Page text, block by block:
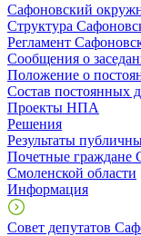
Сафоновский
Структура
Регламент
Сообщения о
Положение о
Состав постоянных
Проекты НПА
Решения
Результаты
Почетные граждане
Смоленской области
Информация
Совет депутатов